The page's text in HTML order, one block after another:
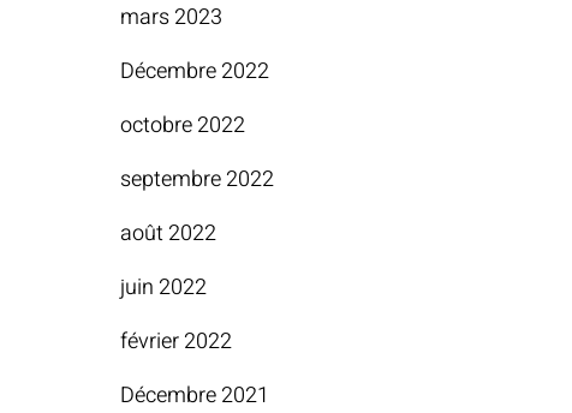
mars 2023
Décembre 2022
octobre 2022
septembre 2022
août 2022
juin 2022
février 2022
Décembre 2021